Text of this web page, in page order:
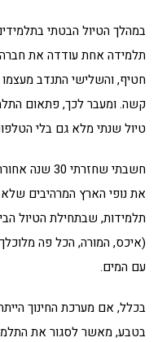
במהלך הטיול הבטתי
תלמידה אחת עודדה את
חטיף, והשלישי התנדב
קשה. ומעבר לכך, פתאום
טיול שנתי מלא גם בלי
חשבתי
את נופי הארץ המרהיבים
תלמידות, שבתחילת הטיול
(איכס, המורה, הכל פה
עם המים.
בכלל, אם מערכת החינוך
בטבע, מאשר לסגור את